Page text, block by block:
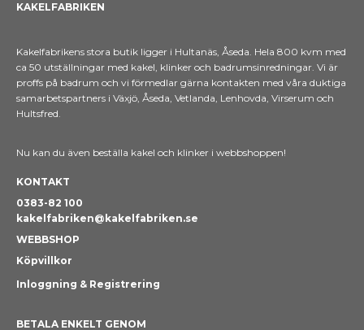
KAKELFABRIKEN
Kakelfabrikens stora butik ligger i Hultanäs, Åseda. Hela 800 kvm med
ca 50 utställningar med kakel, klinker och badrumsinredningar. Vi är
proffs på badrum och vi förmedlar gärna kontakten med våra duktiga
samarbetspartners i Växjö, Åseda, Vetlanda, Lenhovda, Virserum och
Hultsfred.
Nu kan du även beställa kakel och klinker i webbshoppen!
KONTAKT
0383-82 100
kakelfabriken@kakelfabriken.se
WEBBSHOP
Köpvillkor
Inloggning & Registrering
BETALA ENKELT GENOM